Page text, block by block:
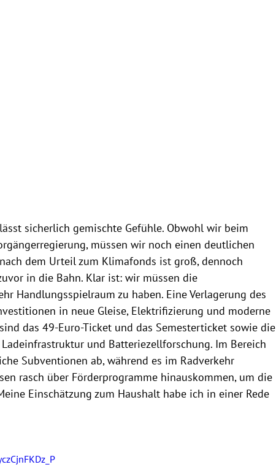
sicherlich gemischte Gefühle. Obwohl wir beim
müssen wir noch einen deutlichen
dem Urteil zum Klimafonds ist groß, dennoch
in die Bahn. Klar ist: wir müssen die
Handlungsspielraum zu haben. Eine Verlagerung des
in neue Gleise, Elektrifizierung und moderne
das 49-Euro-Ticket und das Semesterticket sowie die
und Batteriezellforschung. Im Bereich
Subventionen ab, während es im Radverkehr
rasch über Förderprogramme hinauskommen, um die
Einschätzung zum Haushalt habe ich in einer Rede